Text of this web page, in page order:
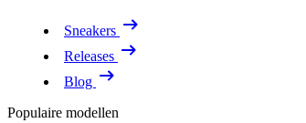
Sneakers
Releases
Blog
Populaire modellen